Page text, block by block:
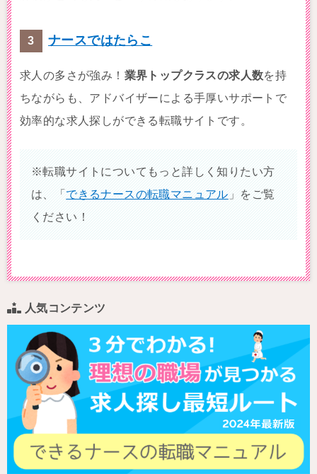
ナースではたらこ
求人の多さが強み！ 業界トップクラスの求人数を持
ちながらも、アドバイザーによる手厚いサポートで
効率的な求人探しができる転職サイトです。
※転職サイトについてもっと詳しく知りたい方
は、「できるナースの転職マニュアル 」をご覧
ください！
人気コンテンツ